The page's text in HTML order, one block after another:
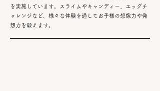
を実施しています。スライムやキャンディー、エッグチ
ャレンジなど、様々な体験を通してお子様の想像力や発
想力を鍛えます。